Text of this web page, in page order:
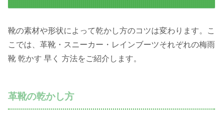
靴の素材や形状によって乾かし方のコツは変わります。こ
こでは、革靴・スニーカー・レインブーツそれぞれの梅雨
靴 乾かす 早く 方法をご紹介します。
革靴の乾かし方